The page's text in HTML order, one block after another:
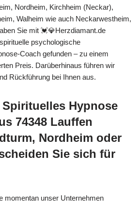
Nordheim, Kirchheim (Neckar),
Walheim wie auch Neckarwestheim,
Sie mit 💓️💎Herzdiamant.de
psychologische
Coach gefunden – zu einem
Preis. Darüberhinaus führen wir
Rückführung bei Ihnen aus.
Hypnose
74348 Lauffen
Nordheim oder
Sie sich für
momentan unser Unternehmen